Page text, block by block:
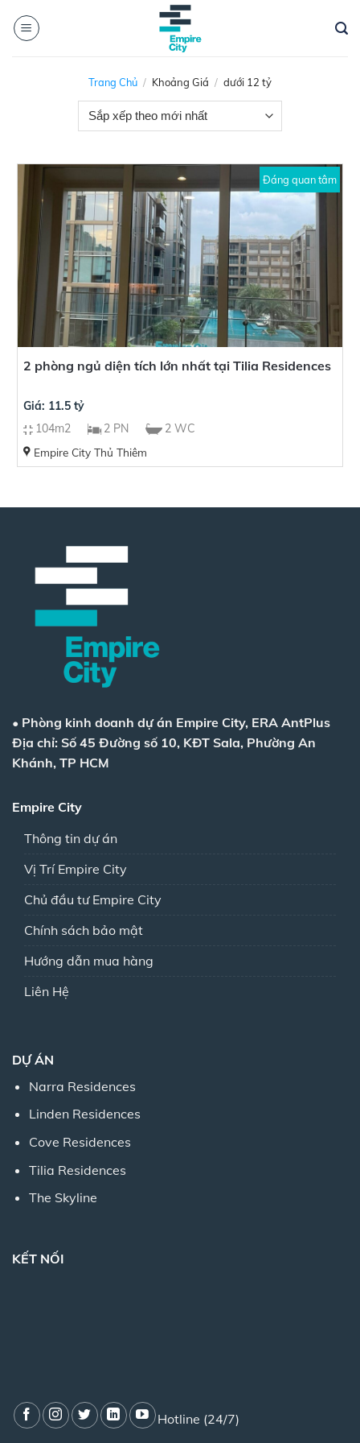
Trang Chủ / Khoảng Giá / dưới 12 tỷ
Đáng quan tâm
2 phòng ngủ diện tích lớn nhất tại Tilia Residences
Giá: 11.5 tỷ
104m2
2 PN 2 WC
Empire City Thủ Thiêm
• Phòng kinh doanh dự án Empire City, ERA AntPlus
Địa chỉ: Số 45 Đường số 10, KĐT Sala, Phường An
Khánh, TP HCM
Empire City
Thông tin dự án
Vị Trí Empire City
Chủ đầu tư Empire City
Chính sách bảo mật
Hướng dẫn mua hàng
Liên Hệ
DỰ ÁN
Narra Residences
Linden Residences
Cove Residences
Tilia Residences
The Skyline
KẾT NỐI
Hotline (24/7)